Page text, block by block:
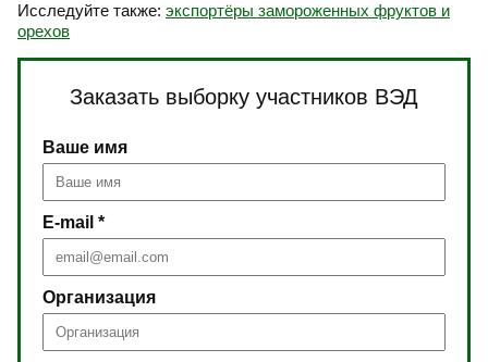
Исследуйте также: экспортёры замороженных фруктов и
орехов
Заказать выборку участников ВЭД
Ваше имя
E-mail *
Организация